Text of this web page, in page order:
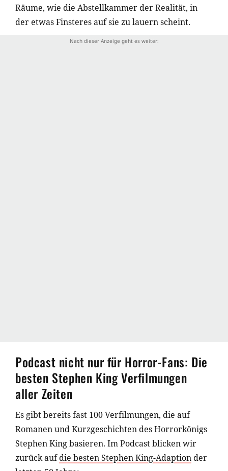
Räume, wie die Abstellkammer der Realität, in
der etwas Finsteres auf sie zu lauern scheint.
Podcast nicht nur für Horror-Fans: Die
besten Stephen King Verfilmungen
aller Zeiten
Es gibt bereits fast 100 Verfilmungen, die auf
Romanen und Kurzgeschichten des Horrorkönigs
Stephen King basieren. Im Podcast blicken wir
zurück aufdie besten Stephen King-Adaption der